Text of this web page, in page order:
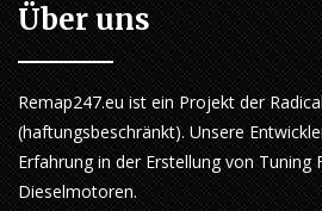
Über uns
Remap247.eu ist ein Projekt der
(haftungsbeschränkt). Unsere
Erfahrung in der Erstellung von Tuning
Dieselmotoren.